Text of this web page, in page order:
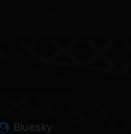
Bluesky